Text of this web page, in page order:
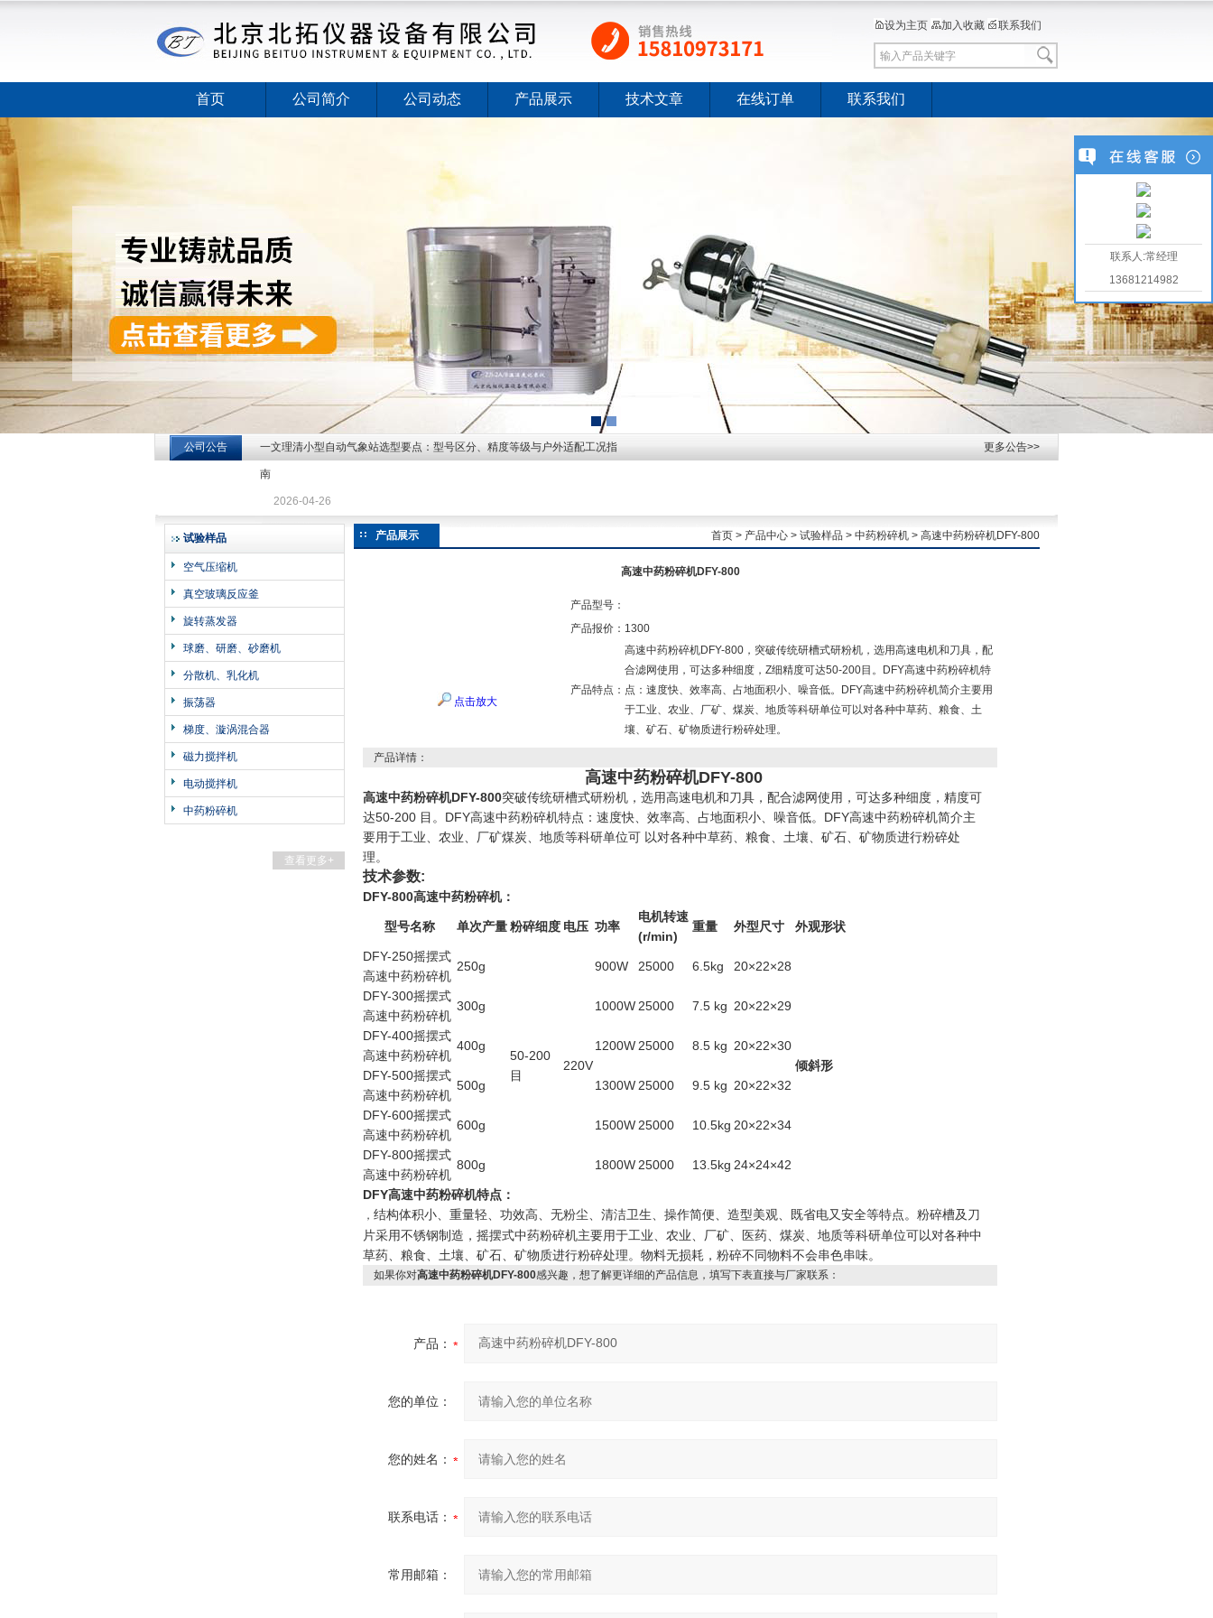
北京北拓仪器设备有限公司
设为主页 加入收藏 联系我们
首页 公司简介 公司动态 产品展示 技术文章 在线订单 联系我们
公司公告 一文理清小型自动气象站选型要点：型号区分、精度等级与户外适配工况指
南
2026-04-26
更多公告>>
试验样品
空气压缩机
真空玻璃反应釜
旋转蒸发器
球磨、研磨、砂磨机
分散机、乳化机
振荡器
梯度、漩涡混合器
磁力搅拌机
电动搅拌机
中药粉碎机
查看更多+
产品展示 首页 > 产品中心 > 试验样品 > 中药粉碎机 > 高速中药粉碎机DFY-800
高速中药粉碎机DFY-800
点击放大
产品型号：
产品报价： 1300
产品特点：
高速中药粉碎机DFY-800，突破传统研槽式研粉机，选用高速电机和刀具，配
合滤网使用，可达多种细度，Z细精度可达50-200目。DFY高速中药粉碎机特
点：速度快、效率高、占地面积小、噪音低。DFY高速中药粉碎机简介主要用
于工业、农业、厂矿、煤炭、地质等科研单位可以对各种中草药、粮食、土
壤、矿石、矿物质进行粉碎处理。
产品详情：
高速中药粉碎机DFY-800
高速中药粉碎机DFY-800突破传统研槽式研粉机，选用高速电机和刀具，配合滤网使用，可达多种细度，精度可
达50-200 目。DFY高速中药粉碎机特点：速度快、效率高、占地面积小、噪音低。DFY高速中药粉碎机简介主
要用于工业、农业、厂矿煤炭、地质等科研单位可 以对各种中草药、粮食、土壤、矿石、矿物质进行粉碎处
理。
技术参数:
DFY-800高速中药粉碎机：
型号名称 单次产量粉碎细度 电压 功率
电机转速
(r/min)
重量 外型尺寸 外观形状
DFY-250摇摆式
高速中药粉碎机
250g
50-200
目
220V
900W 25000 6.5kg 20×22×28
倾斜形
DFY-300摇摆式
高速中药粉碎机
300g 1000W 25000 7.5 kg 20×22×29
DFY-400摇摆式
高速中药粉碎机
400g 1200W 25000 8.5 kg 20×22×30
DFY-500摇摆式
高速中药粉碎机
500g 1300W 25000 9.5 kg 20×22×32
DFY-600摇摆式
高速中药粉碎机
600g 1500W 25000 10.5kg 20×22×34
DFY-800摇摆式
高速中药粉碎机
800g 1800W 25000 13.5kg 24×24×42
DFY高速中药粉碎机特点：
， 结构体积小、重量轻、功效高、无粉尘、清洁卫生、操作简便、造型美观、既省电又安全等特点。粉碎槽及刀
片采用不锈钢制造，摇摆式中药粉碎机主要用于工业、农业、厂矿、医药、煤炭、地质等科研单位可以对各种中
草药、粮食、土壤、矿石、矿物质进行粉碎处理。物料无损耗，粉碎不同物料不会串色串味。
如果你对高速中药粉碎机DFY-800感兴趣，想了解更详细的产品信息，填写下表直接与厂家联系：
产品：
您的单位：
您的姓名：
联系电话：
常用邮箱：
联系人:常经理
13681214982